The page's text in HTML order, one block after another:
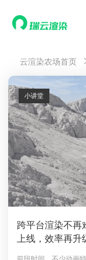
产品服务
效果图渲染
云制作
云渲染管理系
瑞兔百宝箱
AI视频插帧
效果图渲染
云制作
云渲染管理系
瑞兔百宝箱
AI视频插帧
效果图渲染
云制作
云渲染管理系
瑞兔百宝箱
AI视频插帧
效果图渲染
云制作
云渲染管理系
瑞兔百宝箱
AI视频插帧
效果图渲染
云制作
云渲染管理系
瑞兔百宝箱
AI视频插帧
效果图渲染
云制作
云渲染管理系
瑞兔百宝箱
AI视频插帧
解决方案
Maya云渲染
3ds Max云
Cinema 4D
Blender 云渲
Maya AI渲染
Maya云渲染
3ds Max云
Cinema 4D
Blender 云渲
Maya AI渲染
Maya云渲染
3ds Max云
Cinema 4D
Blender 云渲
Maya AI渲染
Maya云渲染
3ds Max云
Cinema 4D
Blender 云渲
Maya AI渲染
Maya云渲染
3ds Max云
Cinema 4D
Blender 云渲
Maya AI渲染
Maya云渲染
3ds Max云
Cinema 4D
Blender 云渲
Maya AI渲染
价格
动画价格
效果图价格
云制作价格
动画价格
效果图价格
云制作价格
动画价格
效果图价格
云制作价格
动画价格
效果图价格
云制作价格
动画价格
效果图价格
云制作价格
动画价格
效果图价格
云制作价格
案例
资讯&赛事
新闻资讯
渲染百科
渲染大赛
泛CG交流会
新闻资讯
渲染百科
渲染大赛
泛CG交流会
新闻资讯
渲染百科
渲染大赛
泛CG交流会
新闻资讯
渲染百科
渲染大赛
泛CG交流会
新闻资讯
渲染百科
渲染大赛
泛CG交流会
新闻资讯
渲染百科
渲染大赛
泛CG交流会
特惠专区
青云平台
青云平台
青云平台
青云平台
青云平台
青云平台
云渲染农场首页
跨平台渲染不再
上线，效率再升
小讲堂